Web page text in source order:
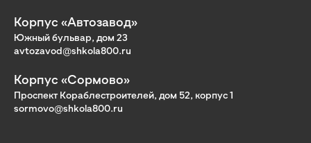
Корпус «Автозавод»
Южный бульвар, дом 23
avtozavod@shkola800.ru
Корпус «Сормово»
Проспект Кораблестроителей, дом 52, корпус 1
sormovo@shkola800.ru